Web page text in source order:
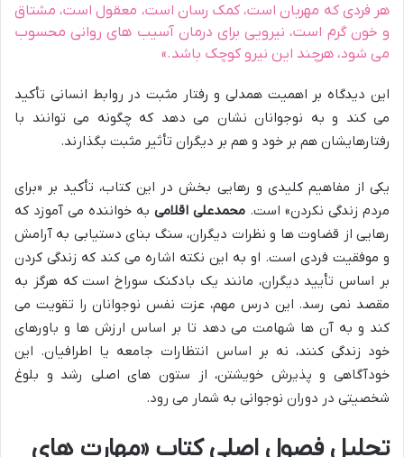
هر فردی که مهربان است، کمک رسان است، معقول است، مشتاق
و خون گرم است، نیرویی برای درمان آسیب های روانی محسوب
می شود، هرچند این نیرو کوچک باشد.»
این دیدگاه بر اهمیت همدلی و رفتار مثبت در روابط انسانی تأکید
می کند و به نوجوانان نشان می دهد که چگونه می توانند با
رفتارهایشان هم بر خود و هم بر دیگران تأثیر مثبت بگذارند.
یکی از مفاهیم کلیدی و رهایی بخش در این کتاب، تأکید بر «برای
مردم زندگی نکردن» است. محمدعلی اقلامی به خواننده می آموزد که
رهایی از قضاوت ها و نظرات دیگران، سنگ بنای دستیابی به آرامش
و موفقیت فردی است. او به این نکته اشاره می کند که زندگی کردن
بر اساس تأیید دیگران، مانند یک بادکنک سوراخ است که هرگز به
مقصد نمی رسد. این درس مهم، عزت نفس نوجوانان را تقویت می
کند و به آن ها شهامت می دهد تا بر اساس ارزش ها و باورهای
خود زندگی کنند، نه بر اساس انتظارات جامعه یا اطرافیان. این
خودآگاهی و پذیرش خویشتن، از ستون های اصلی رشد و بلوغ
شخصیتی در دوران نوجوانی به شمار می رود.
تحلیل فصول اصلی کتاب «مهارت های